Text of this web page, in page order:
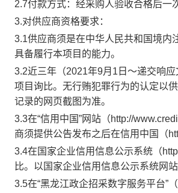
2.7付款方式： 经采购人验收合格后一
3.对供应商资格要求 ：
3.1供应商须是在中华人民共和国境内
具备履行本项目的能力。
3.2近三年（2021年9月1日～递交响
项目询比。无行贿犯罪行为的认定以
记录的网页截图为准。
3.3在“信用中国”网站（http://
商须提供公告发布之后在信用中国（
3.4在国家企业信用信息公示系统（
比。以国家企业信用信息公示系统网
3.5在“黑龙江政企招采数字服务平台”